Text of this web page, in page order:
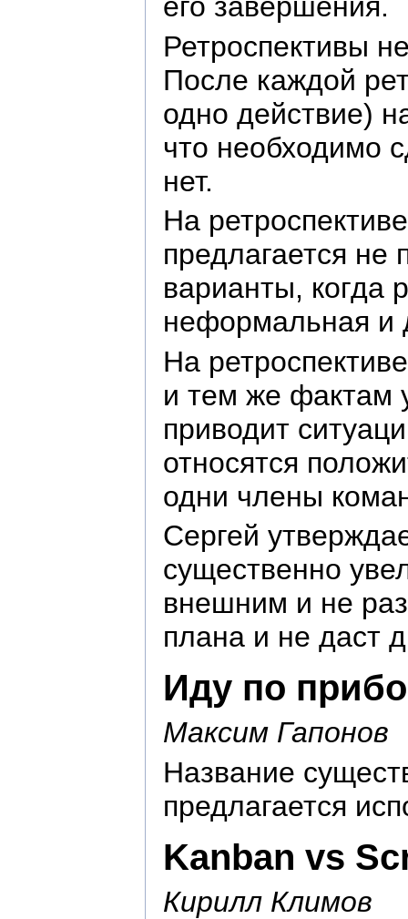
Ретроспективы
После каждой
одно действие)
что необходимо
нет.
На
предлагается
варианты, когда
неформальная и
На
и тем же фактам
приводит
относятся
одни члены
Сергей
существенно
внешним и не
плана и не даст
Иду по
Максим Гапонов
Название
предлагается
Kanban vs
Кирилл Климов